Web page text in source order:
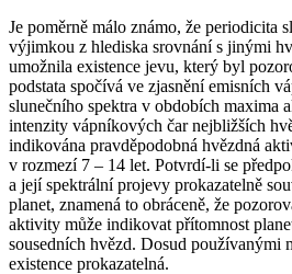
Je poměrně málo známo, že periodicita
výjimkou z hlediska srovnání s jinými
umožnila existence jevu, který byl
podstata spočívá ve zjasnění emisních
slunečního spektra v obdobích maxima
intenzity vápníkových čar nejbližších
indikována pravděpodobná hvězdná
v rozmezí 7 – 14 let. Potvrdí-li se
a její spektrální projevy prokazatelně
planet, znamená to obráceně, že
aktivity může indikovat přítomnost
sousedních hvězd. Dosud používanými
existence prokazatelná.